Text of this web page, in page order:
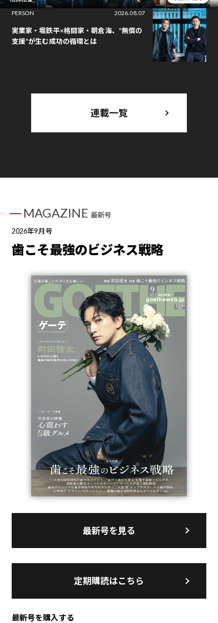
PERSON
2026.08.07
実業家・堀鉄平×格闘家・朝倉海、“無償の
支援”が生む成功の循環とは
連載一覧
MAGAZINE 最新号
2026年9月号
歯こそ最強のビジネス戦略
最新号を見る
定期購読はこちら
最新号を購入する